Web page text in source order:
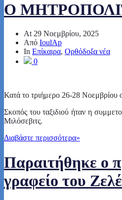
Ο
At 29 Νοεμβρίου, 2025
Από IoulAp
In Επίκαιρα, Ορθόδοξα νέα
0
Κατά το τριήμερο 26-28 Νοεμβρίου
Σκοπός του ταξιδιού ήταν η
Μιλόσεβιτς.
Διαβάστε περισσότερα»
Παραιτήθηκε ο
γραφείο του